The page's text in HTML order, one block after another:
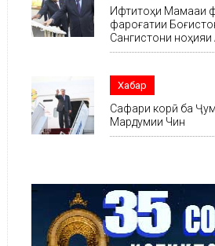
Ифтитоҳи Маҷмааи
фароғатии
Сангистони ноҳияи
Хабар
Сафари корӣ ба
Мардумии Чин